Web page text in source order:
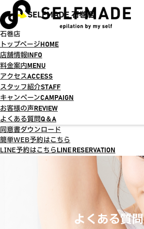
SELFMADE 石巻店
石巻店
トップページ HOME
店舗情報 INFO
料金案内 MENU
アクセスACCESS
スタッフ紹介STAFF
キャンペーンCAMPAIGN
お客様の声 REVIEW
よくある質問Q＆A
同意書ダウンロード
簡単WEB予約はこちら
LINE予約はこちら LINE RESERVATION
よくある質問